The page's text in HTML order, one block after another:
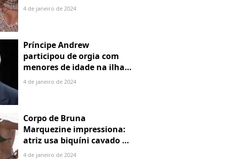
4 de janeiro de 2024
Príncipe Andrew
participou de orgia com
menores de idade na ilha
de Jeffrey Epstein, chefe de
4 de janeiro de 2024
Corpo de Bruna
Marquezine impressiona:
atriz usa biquíni cavado e
body chain ao chegar em
4 de janeiro de 2024